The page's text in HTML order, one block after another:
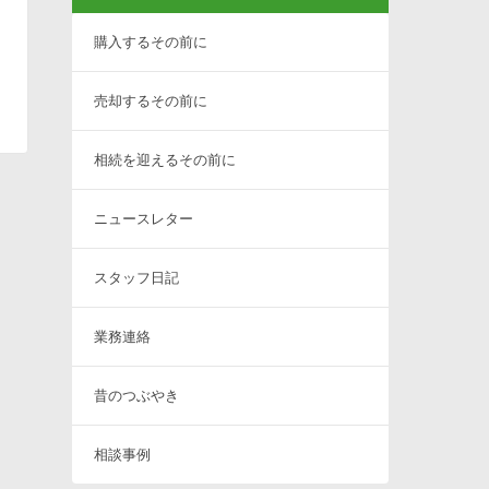
購入するその前に
売却するその前に
相続を迎えるその前に
ニュースレター
スタッフ日記
業務連絡
昔のつぶやき
相談事例